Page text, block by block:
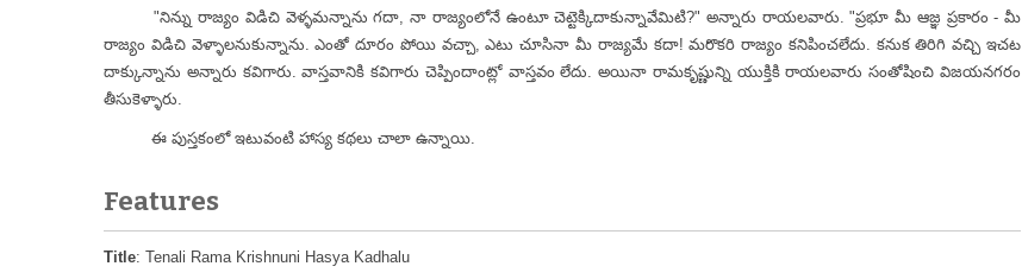
"నిన్ను రాజ్యం విడిచి వెళ్ళమన్నాను గదా, నా రాజ్యంలోనే ఉంటూ చెట్టెక్కిదాకున్నావేమిటి?" అన్నారు రాయలవారు. "ప్రభూ మీ ఆజ్ఞ ప్రకారం - మీ
రాజ్యం విడిచి వెళ్ళాలనుకున్నాను. ఎంతో దూరం పోయి వచ్చా, ఎటు చూసినా మీ రాజ్యమే కదా! మరొకరి రాజ్యం కనిపించలేదు. కనుక తిరిగి వచ్చి ఇచట
దాక్కున్నాను అన్నారు కవిగారు. వాస్తవానికి కవిగారు చెప్పిందాంట్లో వాస్తవం లేదు. అయినా రామకృష్ణున్ని యుక్తికి రాయలవారు సంతోషించి విజయనగరం
తీసుకెళ్ళారు.
ఈ పుస్తకంలో ఇటువంటి హాస్య కథలు చాలా ఉన్నాయి.
Features
Title: Tenali Rama Krishnuni Hasya Kadhalu